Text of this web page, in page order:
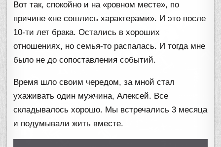
Вот так, спокойно и на «ровном месте», по
причине «не сошлись характерами». И это после
10-ти лет брака. Остались в хороших
отношениях, но семья-то распалась. И тогда мне
было не до сопоставления событий.
Время шло своим чередом, за мной стал
ухаживать один мужчина, Алексей. Все
складывалось хорошо. Мы встречались 3 месяца
и подумывали жить вместе.